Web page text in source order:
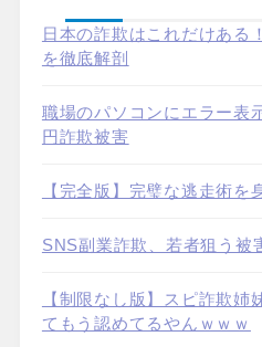
日本の詐欺はこれだけある
を徹底解剖
職場のパソコンにエラー
円詐欺被害
【完全版】完璧な逃走術を
SNS副業詐欺、若者狙う被
【制限なし版】スピ詐欺姉
てもう認めてるやんｗｗｗ